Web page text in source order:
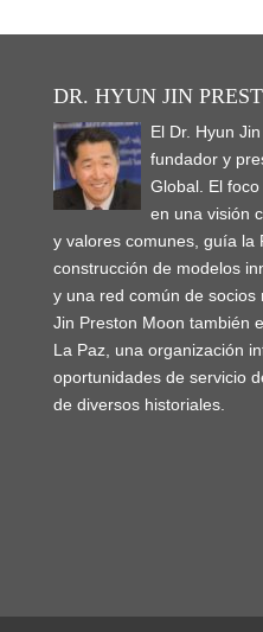
DR. HYUN JIN
El Dr. Hyun
fundador y
Global. El
en una visión
y valores comunes, guía la
construcción de modelos
y una red común de socios
Jin Preston Moon también
La Paz, una organización
oportunidades de servicio
de diversos historiales.